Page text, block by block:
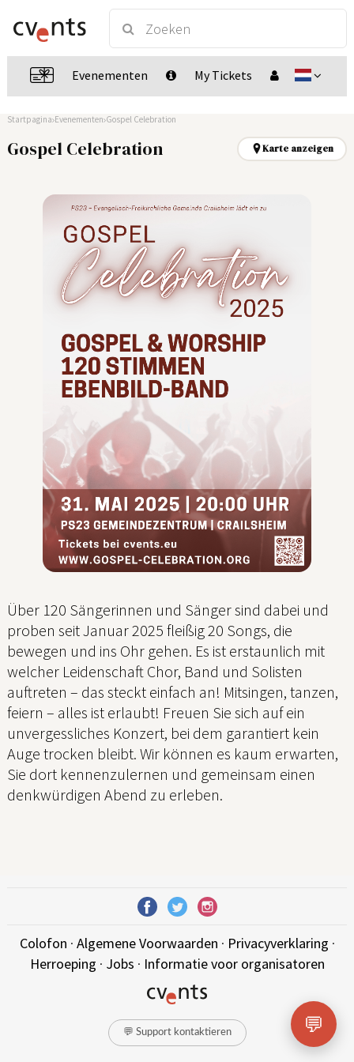
Evenementen My Tickets
Startpagina Evenementen Gospel Celebration
Gospel Celebration Karte anzeigen
Über 120 Sängerinnen und Sänger sind dabei und
proben seit Januar 2025 fleißig 20 Songs, die
bewegen und ins Ohr gehen. Es ist erstaunlich mit
welcher Leidenschaft Chor, Band und Solisten
auftreten – das steckt einfach an! Mitsingen, tanzen,
feiern – alles ist erlaubt! Freuen Sie sich auf ein
unvergessliches Konzert, bei dem garantiert kein
Auge trocken bleibt. Wir können es kaum erwarten,
Sie dort kennenzulernen und gemeinsam einen
denkwürdigen Abend zu erleben.
Colofon · Algemene Voorwaarden · Privacyverklaring ·
Herroeping · Jobs · Informatie voor organisatoren
💬 Support kontaktieren 💬